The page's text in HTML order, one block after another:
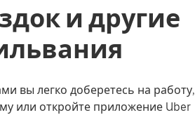
и другие
вы легко доберетесь на работу,
или откройте приложение Uber